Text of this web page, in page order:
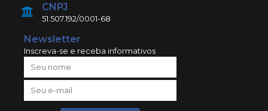
CNPJ
51.507.192/0001-68
Newsletter
Inscreva-se e receba informativos